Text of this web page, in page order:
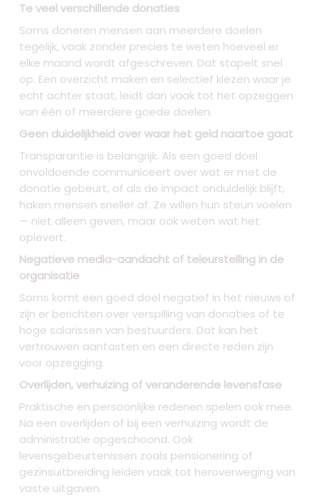
Te veel verschillende donaties
Soms doneren mensen aan meerdere doelen
tegelijk, vaak zonder precies te weten hoeveel er
elke maand wordt afgeschreven. Dat stapelt snel
op. Een overzicht maken en selectief kiezen waar je
echt achter staat, leidt dan vaak tot het opzeggen
van één of meerdere goede doelen.
Geen duidelijkheid over waar het geld naartoe gaat
Transparantie is belangrijk. Als een goed doel
onvoldoende communiceert over wat er met de
donatie gebeurt, of als de impact onduidelijk blijft,
haken mensen sneller af. Ze willen hun steun voelen
— niet alleen geven, maar ook weten wat het
oplevert.
Negatieve media-aandacht of teleurstelling in de
organisatie
Soms komt een goed doel negatief in het nieuws of
zijn er berichten over verspilling van donaties of te
hoge salarissen van bestuurders. Dat kan het
vertrouwen aantasten en een directe reden zijn
voor opzegging.
Overlijden, verhuizing of veranderende levensfase
Praktische en persoonlijke redenen spelen ook mee.
Na een overlijden of bij een verhuizing wordt de
administratie opgeschoond. Ook
levensgebeurtenissen zoals pensionering of
gezinsuitbreiding leiden vaak tot heroverweging van
vaste uitgaven.